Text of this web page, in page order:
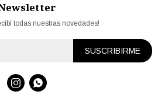
todas nuestras novedades!
SUSCRIBIRME
 